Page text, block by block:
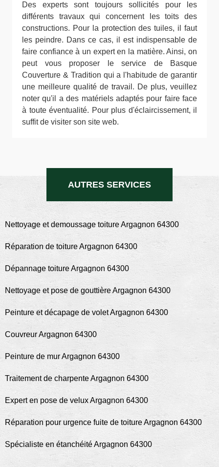
Des experts sont toujours sollicités pour les
différents travaux qui concernent les toits des
constructions. Pour la protection des tuiles, il faut
les peindre. Dans ce cas, il est indispensable de
faire confiance à un expert en la matière. Ainsi, on
peut vous proposer le service de Basque
Couverture & Tradition qui a l'habitude de garantir
une meilleure qualité de travail. De plus, veuillez
noter qu'il a des matériels adaptés pour faire face
à toute éventualité. Pour plus d'éclaircissement, il
suffit de visiter son site web.
AUTRES SERVICES
Nettoyage et demoussage toiture Argagnon 64300
Réparation de toiture Argagnon 64300
Dépannage toiture Argagnon 64300
Nettoyage et pose de gouttière Argagnon 64300
Peinture et décapage de volet Argagnon 64300
Couvreur Argagnon 64300
Peinture de mur Argagnon 64300
Traitement de charpente Argagnon 64300
Expert en pose de velux Argagnon 64300
Réparation pour urgence fuite de toiture Argagnon 64300
Spécialiste en étanchéité Argagnon 64300